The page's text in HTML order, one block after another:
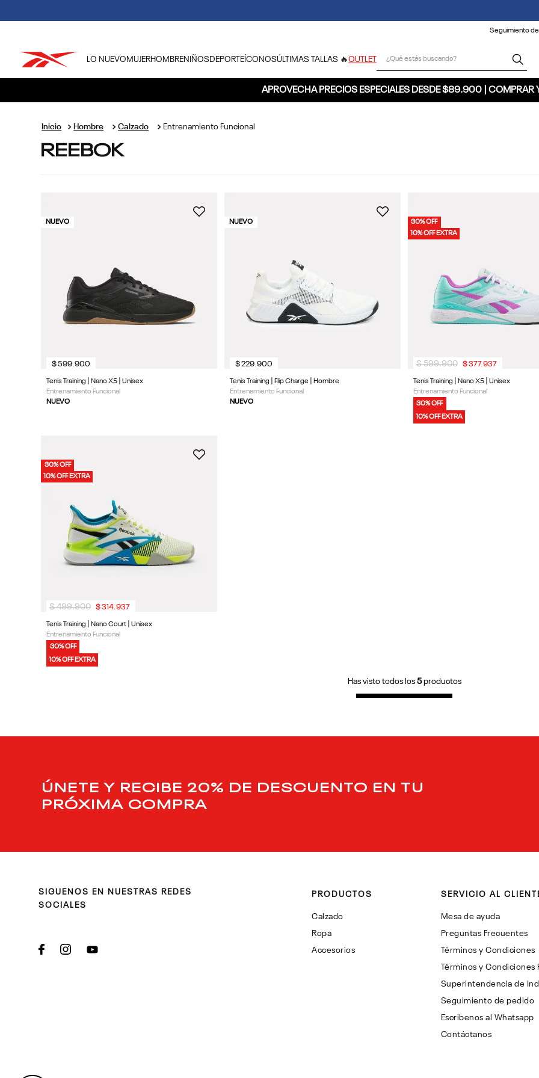
Seguimiento
LO NUEVO MUJERHOMBRENIÑOSDEPORTE ÍCONOSÚLTIMAS TALLAS 🔥OUTLET
APROVECHA PRECIOS ESPECIALES DESDE $89.900 | COMPRAR
Hombre Calzado Entrenamiento Funcional
REEBOK
NUEVO
Tenis Training | Nano X5 | Unisex
Entrenamiento Funcional
NUEVO
$599.900
NUEVO
Tenis Training | Flip Charge | Hombre
Entrenamiento Funcional
NUEVO
$229.900
30% OFF
10% OFF EXTRA
Tenis Training | Nano X5 | Unisex
Entrenamiento Funcional
30% OFF
10% OFF EXTRA
$ 599.900 $377.937
30% OFF
10% OFF EXTRA
Tenis Training | Nano Court | Unisex
Entrenamiento Funcional
30% OFF
10% OFF EXTRA
$ 499.900 $314.937
Has visto todos los 5productos
ÚNETE Y RECIBE 20% DE DESCUENTO EN TU
PRÓXIMA COMPRA
SIGUENOS EN NUESTRAS REDES
SOCIALES
PRODUCTOS
Calzado
Ropa
Accesorios
SERVICIO AL
Mesa de ayuda
Preguntas Frecuentes
Términos y Condiciones
Términos y
Superintendencia de
Seguimiento de pedido
Contáctanos
Escribenos al Whatsapp
1.
tenis hombre
2.
tenis mujer
10. club c